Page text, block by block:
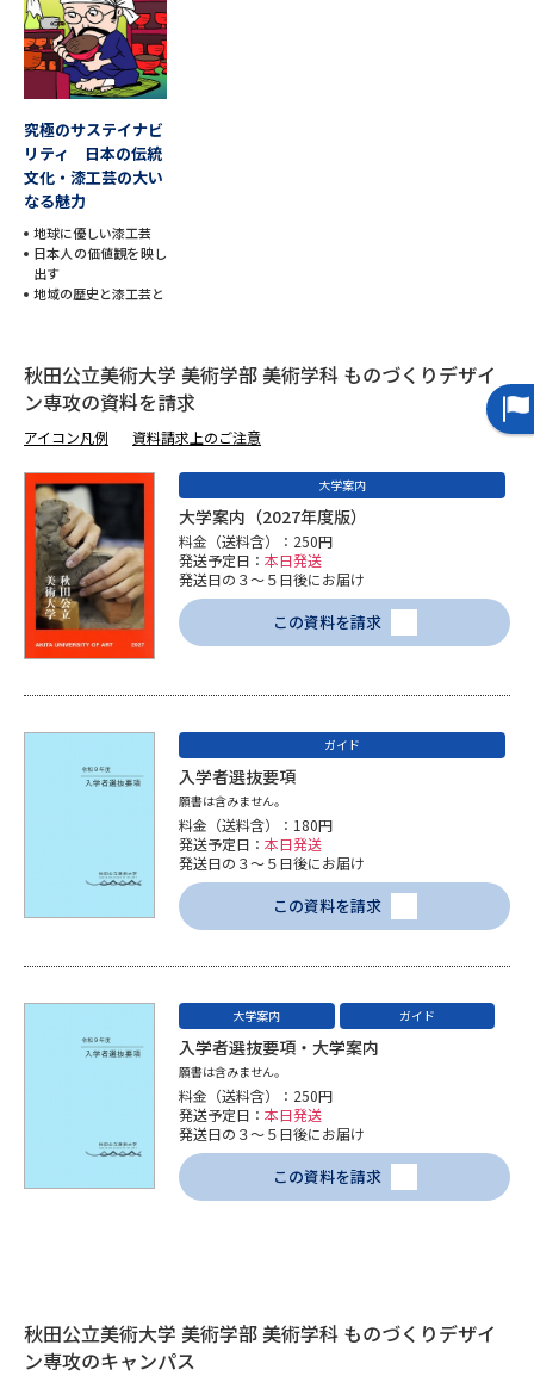
志望校・出願校を調べる
併願校選び
先輩が入学を決めた理由
新生活お役立ちガイド
学問発見 学問検索
大学で学びたい学問発見
学問のミニ講義「夢ナビ講義」 学問分野解説
学問の教科書 夢ナビライブ
ユーザーサポート
大学進学IDについて
受付内容・発送状況の確認
テレメール進学カタログ
訂正のご案内
究極のサステイナビ
リティ 日本の伝統
文化・漆工芸の大い
なる魅力
地球に優しい漆工芸
日本人の価値観を映し
出す
地域の歴史と漆工芸と
秋田公立美術大学 美術学部 美術学科 ものづくりデザイ
ン専攻の資料を請求
アイコン凡例 資料請求上のご注意
大学案内
大学案内（2027年度版）
料金（送料含）：250円
発送予定日： 本日発送
発送日の３～５日後にお届け
この資料を請求
ガイド
入学者選抜要項
願書は含みません。
料金（送料含）：180円
発送予定日： 本日発送
発送日の３～５日後にお届け
この資料を請求
大学案内 ガイド
入学者選抜要項・大学案内
願書は含みません。
料金（送料含）：250円
発送予定日： 本日発送
発送日の３～５日後にお届け
この資料を請求
秋田公立美術大学 美術学部 美術学科 ものづくりデザイ
ン専攻のキャンパス